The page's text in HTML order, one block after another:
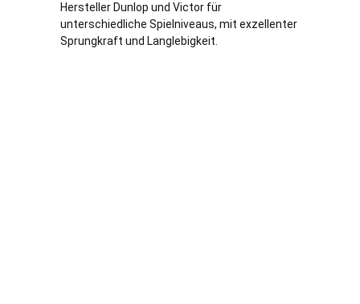
Hersteller Dunlop und Victor für
unterschiedliche Spielniveaus, mit exzellenter
Sprungkraft und Langlebigkeit.